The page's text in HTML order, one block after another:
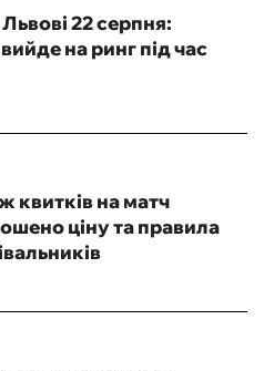
22 серпня:
на ринг під час
квитків на матч
ціну та правила